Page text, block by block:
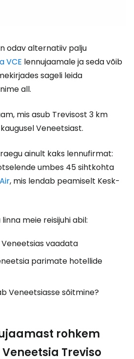
odav alternatiiv palju
VCE lennujaamale ja seda võib
sageli leida
nime all.
mis asub Trevisost 3 km
Veneetsiast.
ainult kaks lennufirmat:
umbes 45 sihtkohta
, mis lendab peamiselt Kesk-
meie reisijuhi abil:
vaadata
parimate hotellide
Veneetsiasse sõitmine?
rohkem
Treviso